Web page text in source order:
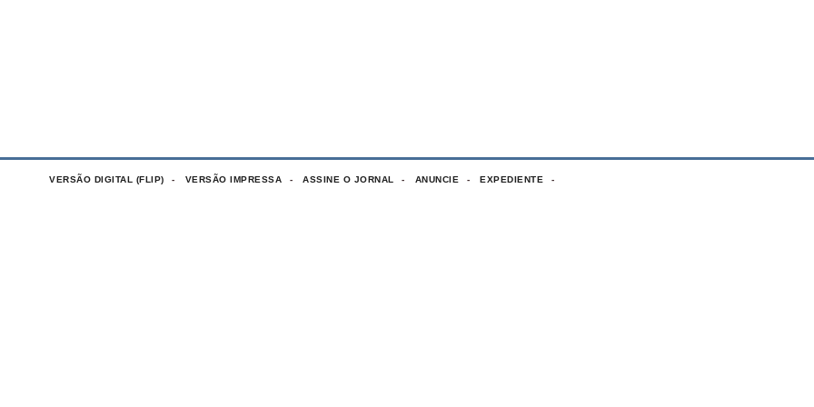
VERSÃO DIGITAL (FLIP) VERSÃO IMPRESSA ASSINE O JORNAL ANUNCIE EXPEDIENTE